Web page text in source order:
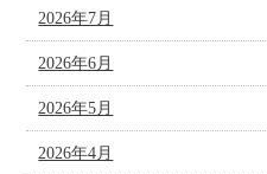
2026年7月
2026年6月
2026年5月
2026年4月